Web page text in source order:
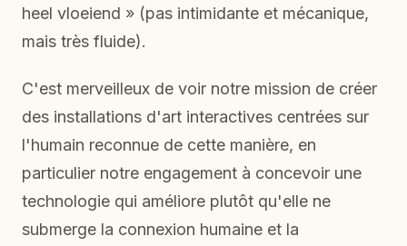
heel vloeiend » (pas intimidante et mécanique,
mais très fluide).
C'est merveilleux de voir notre mission de créer
des installations d'art interactives centrées sur
l'humain reconnue de cette manière, en
particulier notre engagement à concevoir une
technologie qui améliore plutôt qu'elle ne
submerge la connexion humaine et la